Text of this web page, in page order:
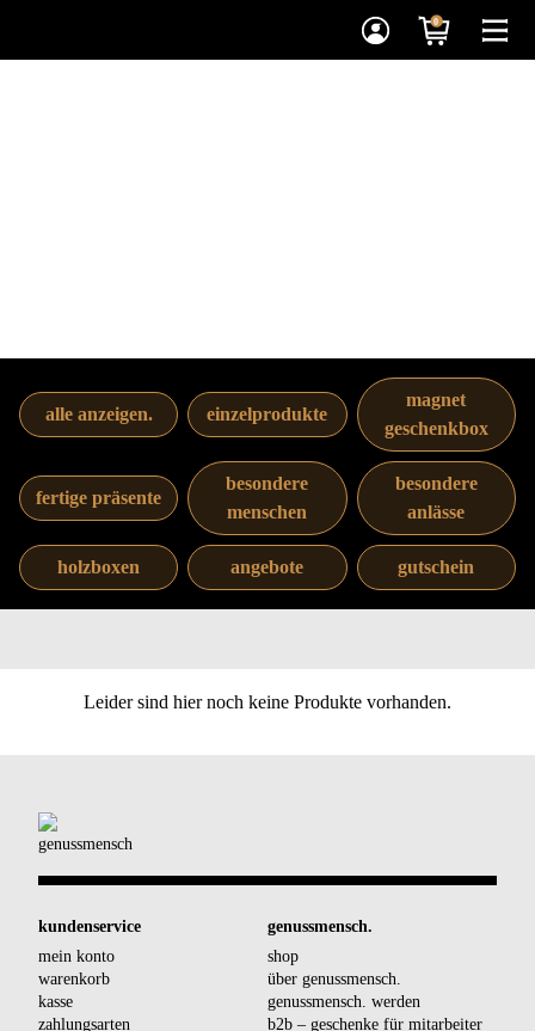
0
alle anzeigen. einzelprodukte
magnet
geschenkbox
fertige präsente
besondere
menschen
besondere
anlässe
holzboxen angebote gutschein
Leider sind hier noch keine Produkte vorhanden.
kundenservice
mein konto
warenkorb
kasse
zahlungsarten
genussmensch.
shop
über genussmensch.
genussmensch. werden
b2b – geschenke für mitarbeiter